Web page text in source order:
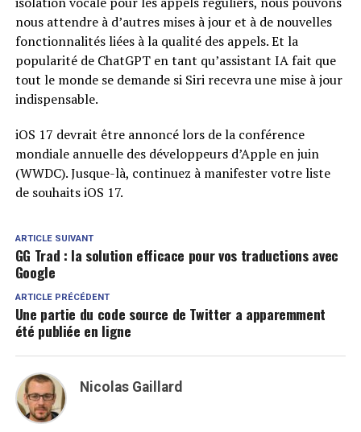
nous attendre à d’autres mises à jour et à de nouvelles
fonctionnalités liées à la qualité des appels. Et la
popularité de ChatGPT en tant qu’assistant IA fait que
tout le monde se demande si Siri recevra une mise à jour
indispensable.
iOS 17 devrait être annoncé lors de la conférence
mondiale annuelle des développeurs d’Apple en juin
(WWDC). Jusque-là, continuez à manifester votre liste
de souhaits iOS 17.
ARTICLE SUIVANT
GG Trad : la solution efficace pour vos traductions avec
Google
ARTICLE PRÉCÉDENT
Une partie du code source de Twitter a apparemment
été publiée en ligne
Nicolas Gaillard